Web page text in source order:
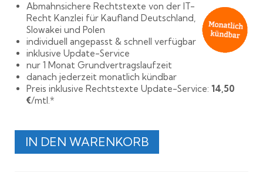
Abmahnsichere Rechtstexte von der IT-
Recht Kanzlei für Kaufland Deutschland,
Slowakei und Polen
individuell angepasst & schnell verfügbar
inklusive Update-Service
nur 1 Monat Grundvertragslaufzeit
danach jederzeit monatlich kündbar
Preis inklusive Rechtstexte Update-Service: 14,50
€/mtl.*
Rechtssichere
AGBIN DEN WARENKORB